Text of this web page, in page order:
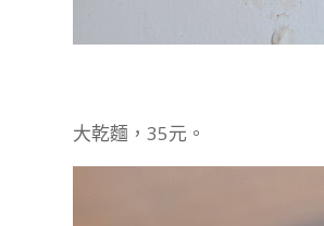
大乾麵，35元。